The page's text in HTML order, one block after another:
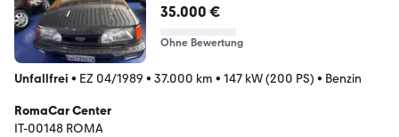
35.000 €
Ohne Bewertung
Unfallfrei • EZ 04/1989 • 37.000 km • 147 kW (200 PS) • Benzin
RomaCar Center
IT-00148 ROMA